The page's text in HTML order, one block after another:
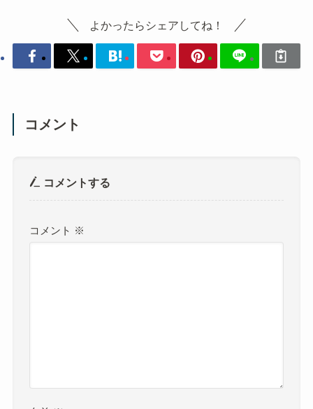
よかったらシェアしてね！
コメント
コメントする
コメント ※